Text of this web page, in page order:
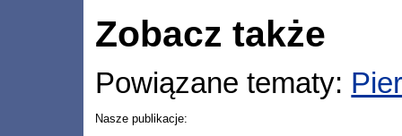
Zobacz także
Powiązane tematy:
Nasze publikacje: